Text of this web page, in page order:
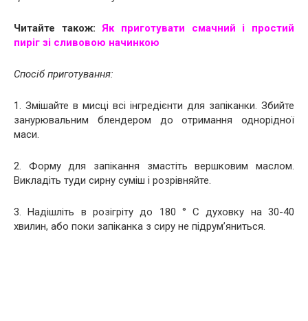
Читайте також:Як приготувати смачний і простий
пиріг зі сливовою начинкою
Спосіб приготування:
1. Змішайте в мисці всі інгредієнти для запіканки. Збийте
занурювальним блендером до отримання однорідної
маси.
2. Форму для запікання змастіть вершковим маслом.
Викладіть туди сирну суміш і розрівняйте.
3. Надішліть в розігріту до 180 ° С духовку на 30-40
хвилин, або поки запіканка з сиру не підрум’яниться.